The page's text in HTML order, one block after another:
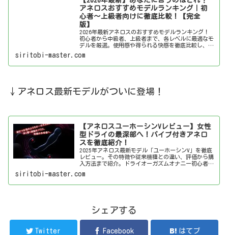
アネロスおすすめモデルランキング｜初
心者～上級者向けに徹底比較！【完全
版】
2026年最新アネロスのおすすめモデルランキング！
初心者から中級者、上級者まで、各レベルに最適なモ
デルを厳選。使用感や得られる快感を徹底比較し、あ
siritobi-master.com
↓アネロス最新モデルがついに登場！
【アネロスユーホーシンVレビュー】女性
型ドライの最深部へ！バイブ付きアネロ
スを徹底紹介！
2025年アネロス最新モデル「ユーホーシンV」を徹底
レビュー。その特徴や従来機種との違い、評価から購
入方法まで紹介。ドライオーガズムオナニー初心者か
siritobi-master.com
シェアする
Twitter Facebook はてブ